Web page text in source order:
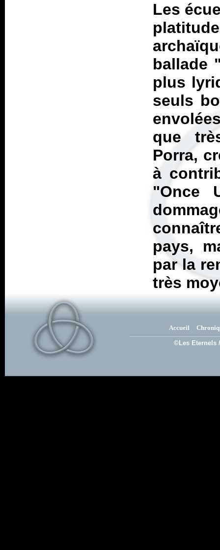
Les
ballade
plus
seuls
que
Porra,
à
"Once
pays,
par la
très
Accueil
©Les Eternels